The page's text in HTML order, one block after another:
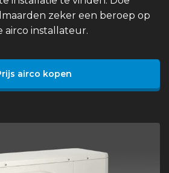
zeker een beroep op
airco installateur.
airco kopen